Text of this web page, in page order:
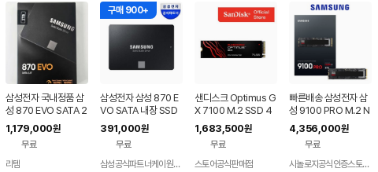
삼성전자 국내정품 삼
성 870 EVO SATA 2
TB
1,179,000원
무료
리템
구매 900+
삼성전자 삼성 870 E
VO SATA 내장 SSD
500GB
391,000원
무료
삼성공식파트너케이원정보기술
샌디스크 Optimus G
X 7100 M.2 SSD 4
TB
1,683,500원
무료
스토어공식판매점
빠른배송 삼성전자 삼
성 9100 PRO M.2 N
VMe SSD 8TB
4,356,000원
무료
시놀로지공식인증스토리지케이